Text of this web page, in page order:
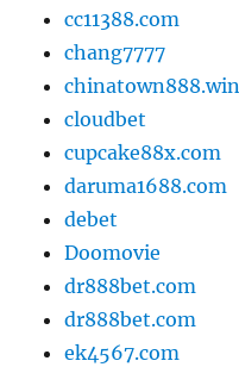
cc11388.com
chang7777
chinatown888.win
cloudbet
cupcake88x.com
daruma1688.com
debet
Doomovie
dr888bet.com
dr888bet.com
ek4567.com